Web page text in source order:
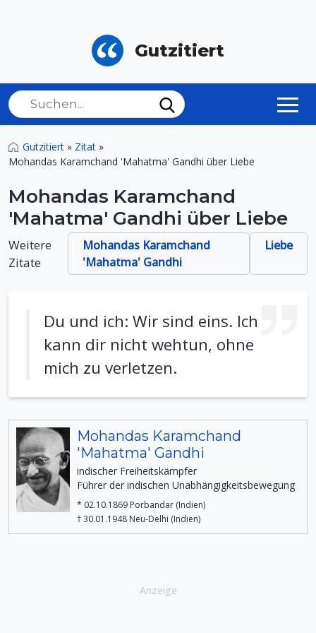
Gutzitiert
Gutzitiert » Zitat »
Mohandas Karamchand 'Mahatma' Gandhi über Liebe
Mohandas Karamchand
'Mahatma' Gandhi über Liebe
Weitere
Zitate
Mohandas Karamchand
'Mahatma' Gandhi
Liebe
Du und ich: Wir sind eins. Ich
kann dir nicht wehtun, ohne
mich zu verletzen.
Mohandas Karamchand
'Mahatma' Gandhi
indischer Freiheitskämpfer
Führer der indischen Unabhängigkeitsbewegung
* 02.10.1869 Porbandar (Indien)
† 30.01.1948 Neu-Delhi (Indien)
Anzeige